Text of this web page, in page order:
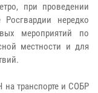
при проведении
нередко
мероприятий по
местности и для
транспорте и СОБР